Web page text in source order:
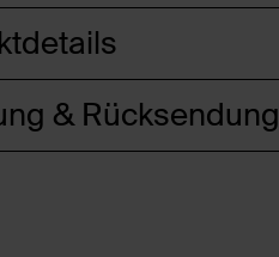
& Rücksendung